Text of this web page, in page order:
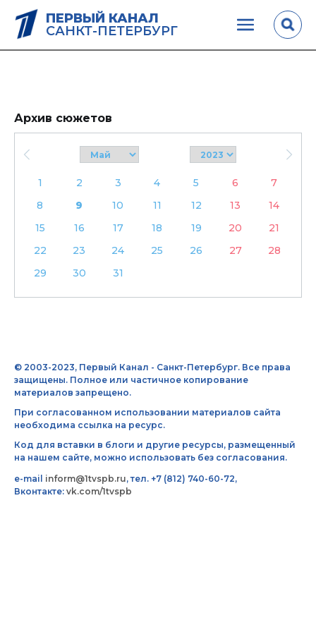
ПЕРВЫЙ КАНАЛ
САНКТ-ПЕТЕРБУРГ
Архив сюжетов
1 2 3 4 5 6
7
8
9 10 11 12 13
14
15
16 17 18 19 20
21
22
23 24 25 26 27
28
29
30 31
© 2003-2023, Первый Канал - Санкт-Петербург. Все права
защищены. Полное или частичное копирование
материалов запрещено.
При согласованном использовании материалов сайта
необходима ссылка на ресурс.
Код для вставки в блоги и другие ресурсы, размещенный
на нашем сайте, можно использовать без согласования.
e-mail inform@1tvspb.ru, тел. +7 (812) 740-60-72,
Вконтакте: vk.com/1tvspb